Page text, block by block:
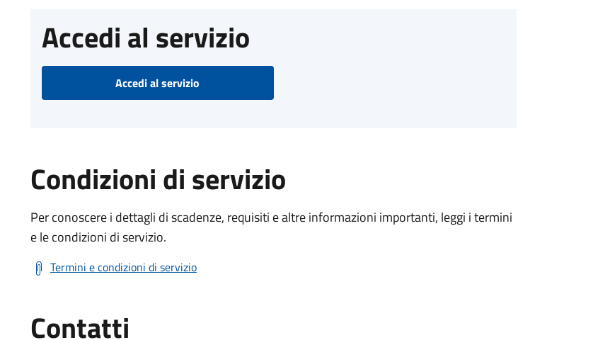
Accedi al servizio
Accedi al servizio
Condizioni di servizio
Per conoscere i dettagli di scadenze, requisiti e altre informazioni importanti, leggi i termini
e le condizioni di servizio.
Termini e condizioni di servizio
Contatti